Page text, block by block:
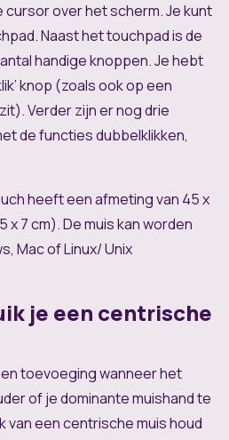
over het scherm. Je kunt
Naast het touchpad is de
handige knoppen. Je hebt
knop (zoals ook op een
Verder zijn er nog drie
de functies dubbelklikken,
heeft een afmeting van 45 x
x 7 cm). De muis kan worden
Mac of Linux/ Unix
je een centrische
toevoeging wanneer het
of je dominante muishand te
van een centrische muis houd